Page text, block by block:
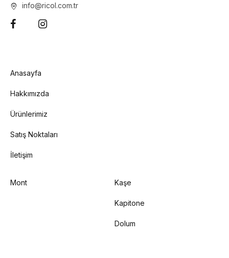
info@ricol.com.tr
Anasayfa
Hakkımızda
Ürünlerimiz
Satış Noktaları
İletişim
Mont Kaşe
Kapitone
Dolum